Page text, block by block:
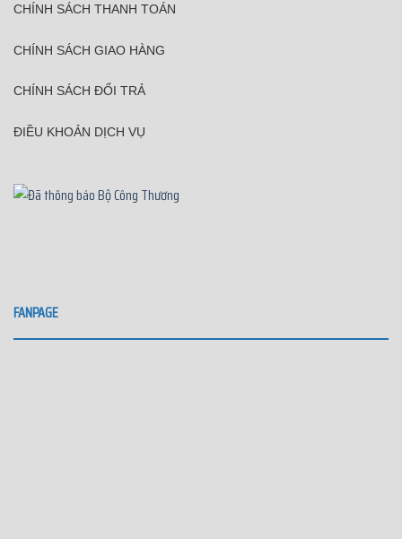
CHÍNH SÁCH THANH TOÁN
CHÍNH SÁCH GIAO HÀNG
CHÍNH SÁCH ĐỔI TRẢ
ĐIỀU KHOẢN DỊCH VỤ
FANPAGE